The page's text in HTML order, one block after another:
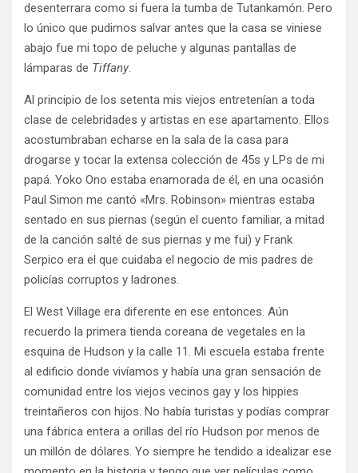
desenterrara como si fuera la tumba de Tutankamón. Pero
lo único que pudimos salvar antes que la casa se viniese
abajo fue mi topo de peluche y algunas pantallas de
lámparas de Tiffany.
Al principio de los setenta mis viejos entretenían a toda
clase de celebridades y artistas en ese apartamento. Ellos
acostumbraban echarse en la sala de la casa para
drogarse y tocar la extensa colección de 45s y LPs de mi
papá. Yoko Ono estaba enamorada de él, en una ocasión
Paul Simon me cantó «Mrs. Robinson» mientras estaba
sentado en sus piernas (según el cuento familiar, a mitad
de la canción salté de sus piernas y me fui) y Frank
Serpico era el que cuidaba el negocio de mis padres de
policías corruptos y ladrones.
El West Village era diferente en ese entonces. Aún
recuerdo la primera tienda coreana de vegetales en la
esquina de Hudson y la calle 11. Mi escuela estaba frente
al edificio donde vivíamos y había una gran sensación de
comunidad entre los viejos vecinos gay y los hippies
treintañeros con hijos. No había turistas y podías comprar
una fábrica entera a orillas del río Hudson por menos de
un millón de dólares. Yo siempre he tendido a idealizar ese